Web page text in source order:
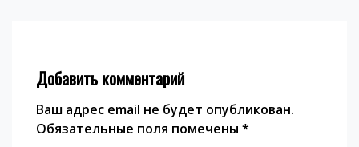
Добавить комментарий
Ваш адрес email не будет опубликован.
Обязательные поля помечены *